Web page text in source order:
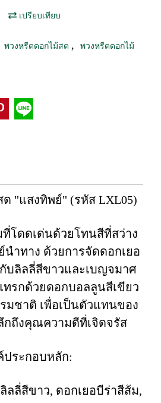
เปรียบเทียบ
พวงหรีดดอกไม้สด ,
พวงหรีดดอกไม้
"แสงทิพย์" (รหัส LXL05)
โดดเด่นด้วยโทนสีที่สว่าง
ำทาง ด้วยการจัดดอกเยอ
บลิลลี่สีขาวและเบญจมาศ
ทรกด้วยดอกบอลลูนสีเขียว
มชาติ เพื่อเป็นตัวแทนของ
กถึงคุณความดีที่เจิดจรัส
ประกอบหลัก:
ลลี่สีขาว, ดอกเยอบีร่าสีส้ม,